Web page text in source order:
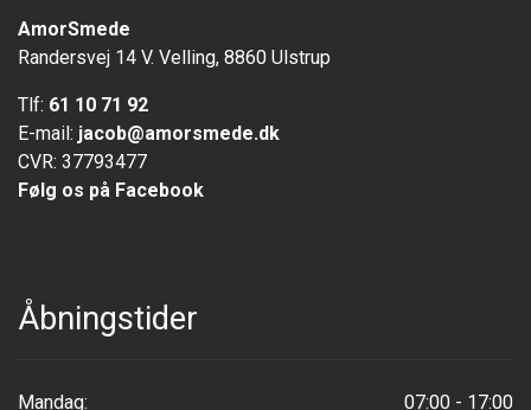
AmorSmede
Randersvej 14 V. Velling, 8860 Ulstrup
Tlf: 61 10 71 92
E-mail: jacob@amorsmede.dk
CVR: 37793477
Følg os på Facebook
Åbningstider
Mandag: 07:00 - 17:00